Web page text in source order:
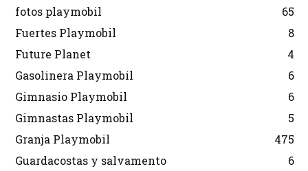
fotos playmobil
65
Fuertes Playmobil
8
Future Planet
4
Gasolinera Playmobil
6
Gimnasio Playmobil
6
Gimnastas Playmobil
5
Granja Playmobil
475
Guardacostas y salvamento
6